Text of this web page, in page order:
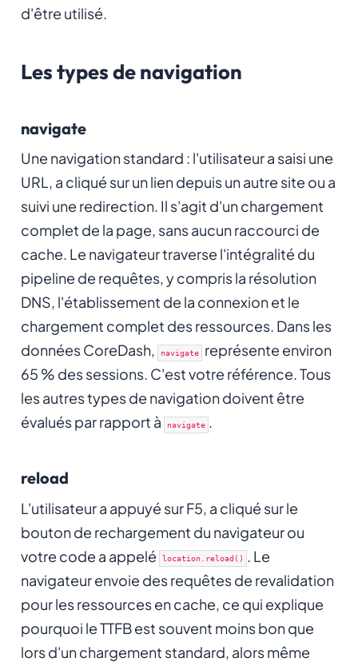
d'être utilisé.
Les types de navigation
navigate
Une navigation standard : l'utilisateur a saisi une
URL, a cliqué sur un lien depuis un autre site ou a
suivi une redirection. Il s'agit d'un chargement
complet de la page, sans aucun raccourci de
cache. Le navigateur traverse l'intégralité du
pipeline de requêtes, y compris la résolution
DNS, l'établissement de la connexion et le
chargement complet des ressources. Dans les
données CoreDash,
navigate représente environ
65 % des sessions. C'est votre référence. Tous
les autres types de navigation doivent être
évalués par rapport à
navigate .
reload
L'utilisateur a appuyé sur F5, a cliqué sur le
bouton de rechargement du navigateur ou
votre code a appelé
location.reload() . Le
navigateur envoie des requêtes de revalidation
pour les ressources en cache, ce qui explique
pourquoi le TTFB est souvent moins bon que
lors d'un chargement standard, alors même